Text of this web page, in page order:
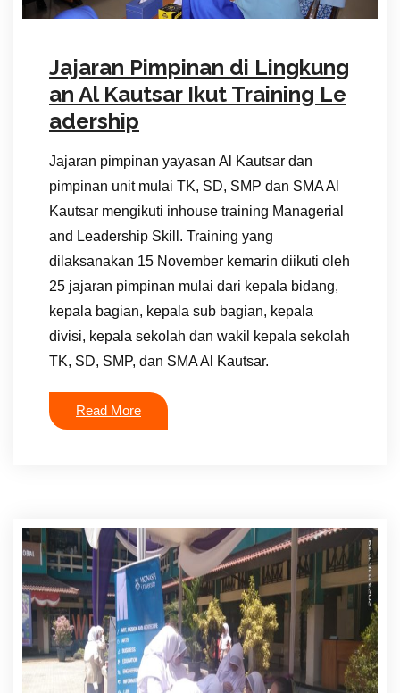
Jajaran Pimpinan di Lingkung
an Al Kautsar Ikut Training Le
adership
Jajaran pimpinan yayasan Al Kautsar dan
pimpinan unit mulai TK, SD, SMP dan SMA Al
Kautsar mengikuti inhouse training Managerial
and Leadership Skill. Training yang
dilaksanakan 15 November kemarin diikuti oleh
25 jajaran pimpinan mulai dari kepala bidang,
kepala bagian, kepala sub bagian, kepala
divisi, kepala sekolah dan wakil kepala sekolah
TK, SD, SMP, dan SMA Al Kautsar.
Read More